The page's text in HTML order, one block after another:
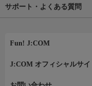
サポート・よくある質問
Fun! J:COM
J:COM オフィシャルサイ